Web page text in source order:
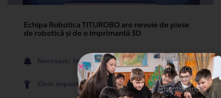
Echipa Robotica TITUROBO are nevoie de piese
de robotică și de o imprimantă 3D
Necesare: Imprimantă, Kit-uri Educaționale
Elevi impactați: 15
HartaEdueste
într-o scurtă
perioadă de
mentenanță.